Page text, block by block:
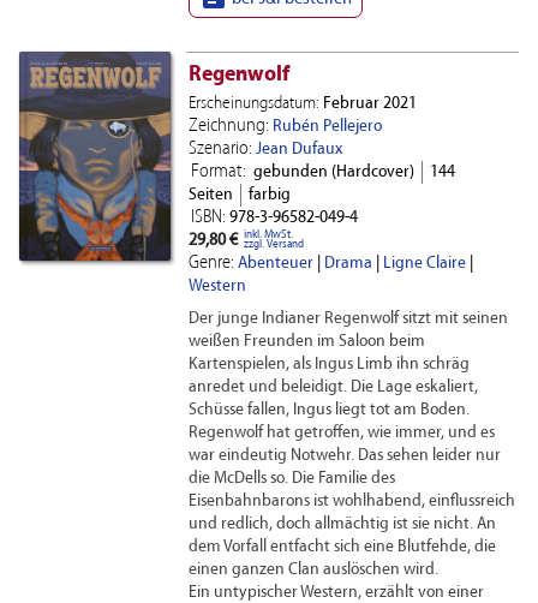
Regenwolf
Erscheinungsdatum: Februar 2021
Zeichnung: Rubén Pellejero
Szenario: Jean Dufaux
Format: gebunden (Hardcover)
144
Seiten
farbig
ISBN: 978-3-96582-049-4
29,80 € inkl. MwSt.
zzgl. Versand
Genre: Abenteuer| Drama Ligne Claire|
Western
Der junge Indianer Regenwolf sitzt mit seinen
weißen Freunden im Saloon beim
Kartenspielen, als Ingus Limb ihn schräg
anredet und beleidigt. Die Lage eskaliert,
Schüsse fallen, Ingus liegt tot am Boden.
Regenwolf hat getroffen, wie immer, und es
war eindeutig Notwehr. Das sehen leider nur
die McDells so. Die Familie des
Eisenbahnbarons ist wohlhabend, einflussreich
und redlich, doch allmächtig ist sie nicht. An
dem Vorfall entfacht sich eine Blutfehde, die
einen ganzen Clan auslöschen wird.
Ein untypischer Western, erzählt von einer